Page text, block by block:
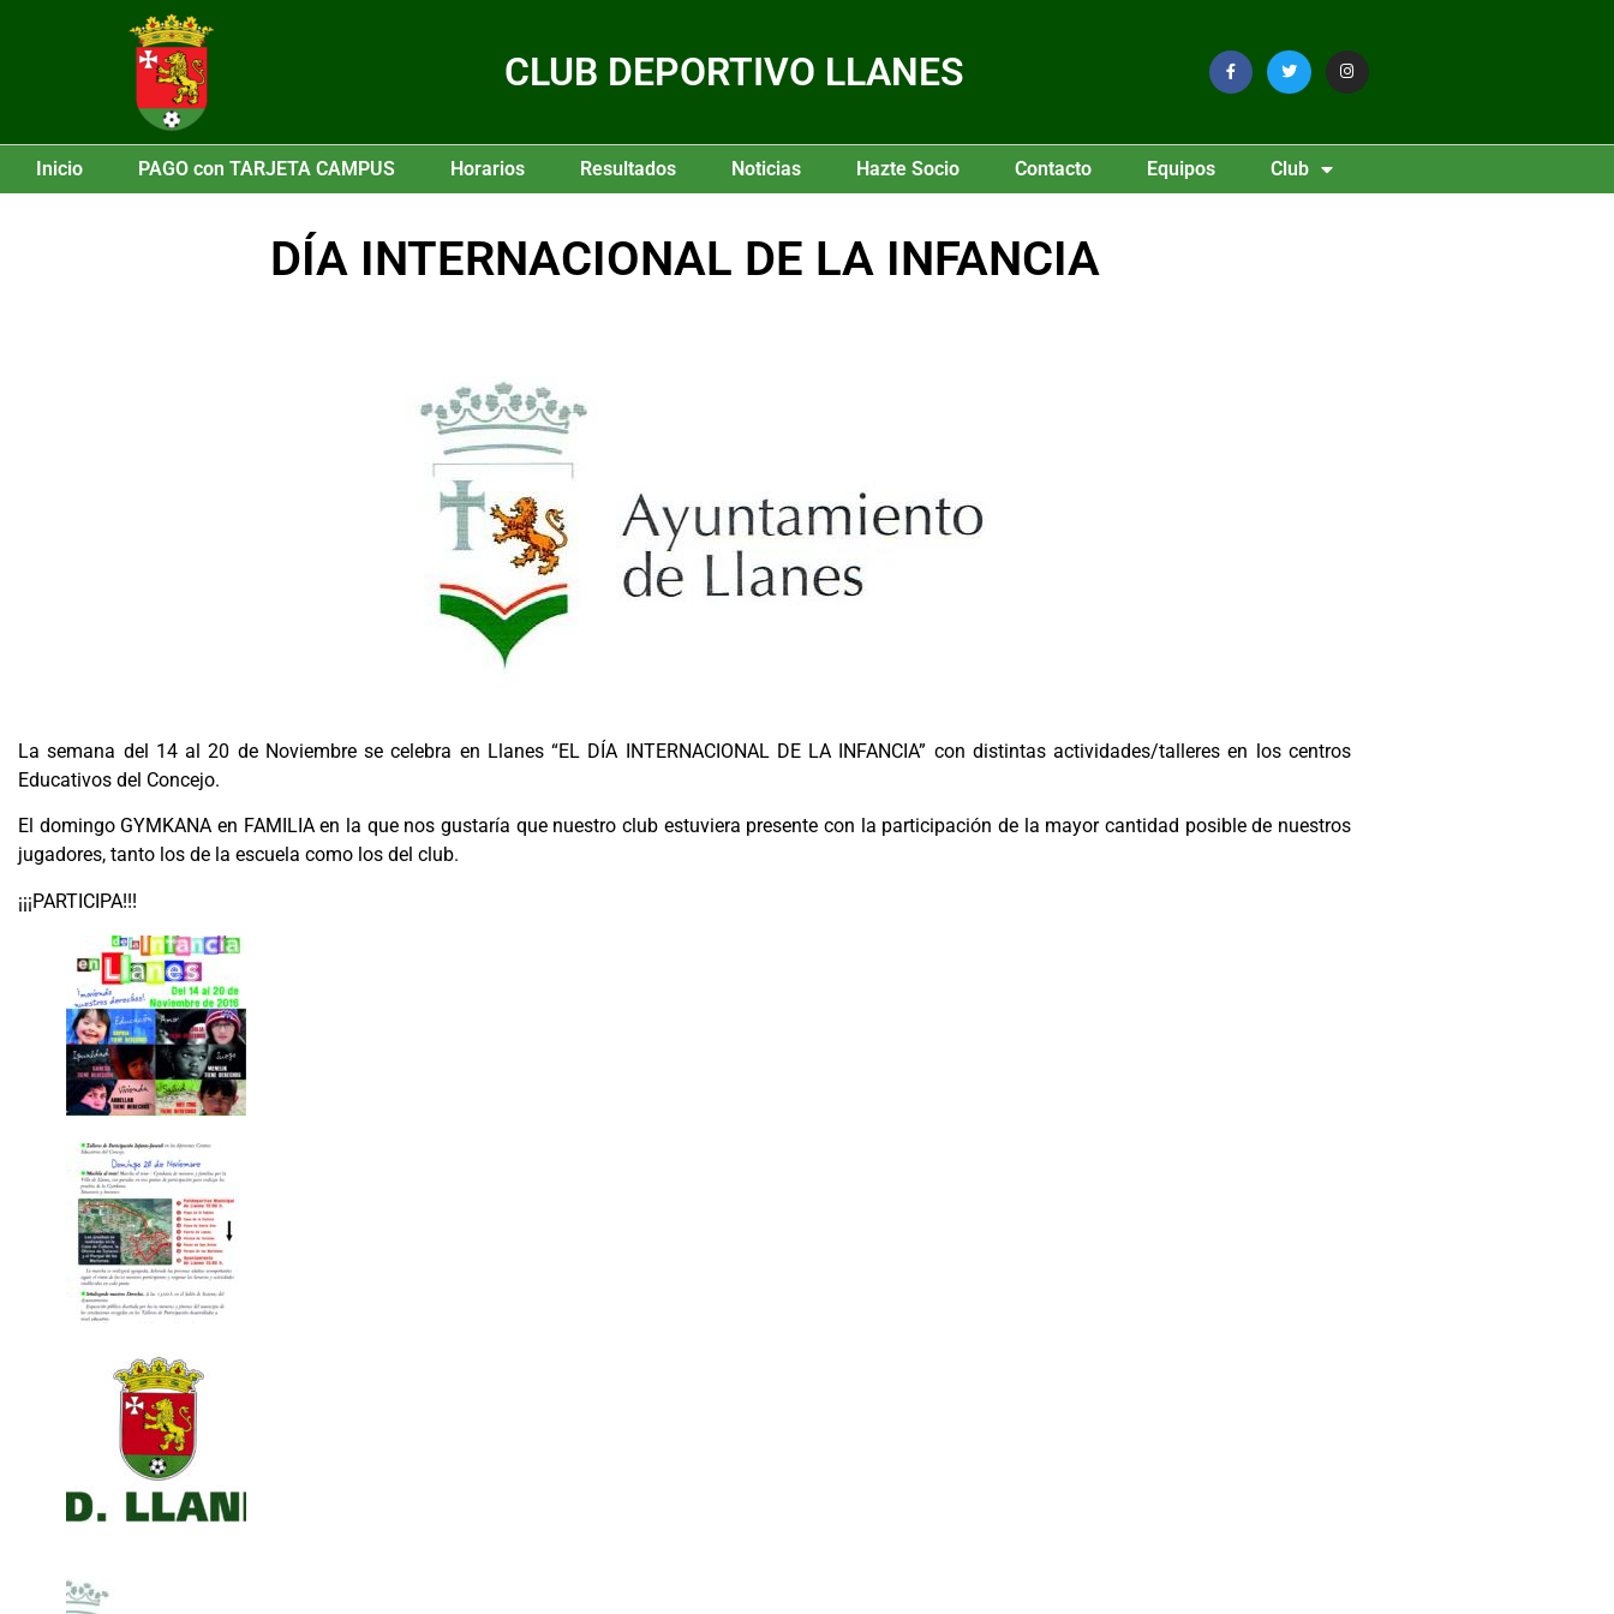
CLUB DEPORTIVO LLANES
Inicio PAGO con TARJETA CAMPUS Horarios Resultados Noticias Hazte Socio Contacto Equipos Club
DÍA INTERNACIONAL DE LA INFANCIA
La semana del 14 al 20 de Noviembre se celebra en Llanes “EL DÍA INTERNACIONAL DE LA INFANCIA” con distintas actividades/talleres en los centros
Educativos del Concejo.
El domingo GYMKANA en FAMILIA en la que nos gustaría que nuestro club estuviera presente con la participación de la mayor cantidad posible de nuestros
jugadores, tanto los de la escuela como los del club.
¡¡¡PARTICIPA!!!